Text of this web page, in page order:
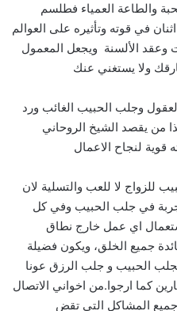
والطاعة العمياء فطلسم
في قوته وتأثيره على العوالم
وعقد الألسنة ويجعل المعمول
ولا يستغني عنك
وجلب الحبيب الغائب ورد
من يقصد الشيخ الروحاني
قوية لنجاح الاعمال
للزواج لا للعب والتسلية لان
في جلب الحبيب وفي كل
اي عمل خارج نطاق
جميع الخلق، ويكون فضيلة
الحبيب و جلب الرزق عونا
كما ارجوا.من اخواني الاتصال
جميع المشاكل التي تقض